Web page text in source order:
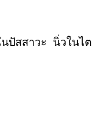
ปัสสาวะ นิ่วในไต